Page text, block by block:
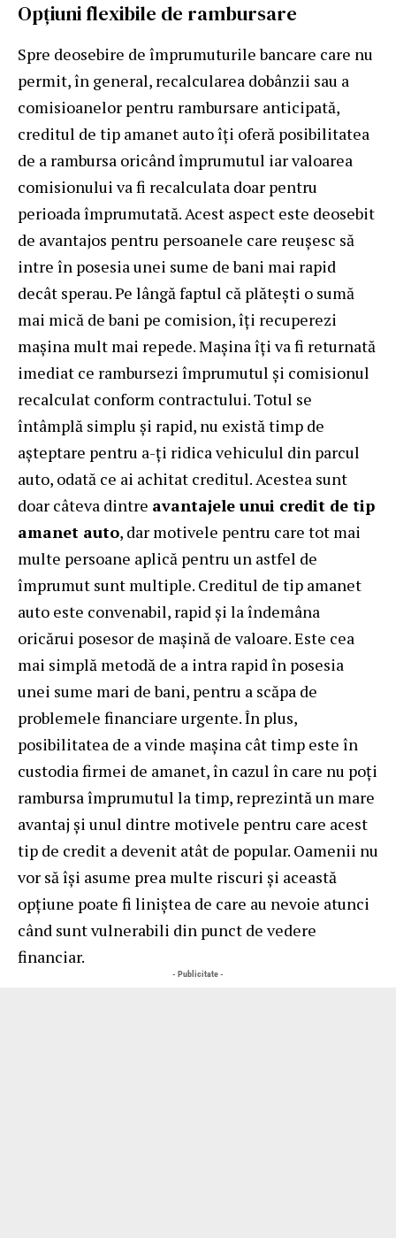
Opţiuni flexibile de rambursare
Spre deosebire de împrumuturile bancare care nu
permit, în general, recalcularea dobânzii sau a
comisioanelor pentru rambursare anticipată,
creditul de tip amanet auto îţi oferă posibilitatea
de a rambursa oricând împrumutul iar valoarea
comisionului va fi recalculata doar pentru
perioada împrumutată. Acest aspect este deosebit
de avantajos pentru persoanele care reuşesc să
intre în posesia unei sume de bani mai rapid
decât sperau. Pe lângă faptul că plăteşti o sumă
mai mică de bani pe comision, îţi recuperezi
maşina mult mai repede. Maşina îţi va fi returnată
imediat ce rambursezi împrumutul şi comisionul
recalculat conform contractului. Totul se
întâmplă simplu şi rapid, nu există timp de
aşteptare pentru a-ţi ridica vehiculul din parcul
auto, odată ce ai achitat creditul. Acestea sunt
doar câteva dintre avantajele unui credit de tip
amanet auto, dar motivele pentru care tot mai
multe persoane aplică pentru un astfel de
împrumut sunt multiple. Creditul de tip amanet
auto este convenabil, rapid şi la îndemâna
oricărui posesor de maşină de valoare. Este cea
mai simplă metodă de a intra rapid în posesia
unei sume mari de bani, pentru a scăpa de
problemele financiare urgente. În plus,
posibilitatea de a vinde maşina cât timp este în
custodia firmei de amanet, în cazul în care nu poţi
rambursa împrumutul la timp, reprezintă un mare
avantaj şi unul dintre motivele pentru care acest
tip de credit a devenit atât de popular. Oamenii nu
vor să îşi asume prea multe riscuri şi această
opţiune poate fi liniştea de care au nevoie atunci
când sunt vulnerabili din punct de vedere
financiar.
- Publicitate -